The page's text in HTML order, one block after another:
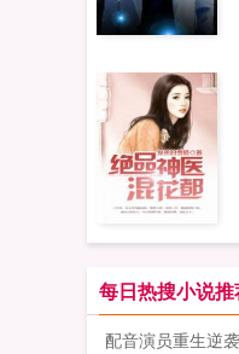
每日热搜小说推
配音演员重生逆袭